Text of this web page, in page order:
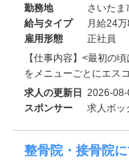
勤務地
さいたま
給与タイプ
月給24
雇用形態
正社員
【仕事内容】<最初の
をメニューごとにエス
求人の更新日 2026-08-
スポンサー
求人ボッ
整骨院・接骨院